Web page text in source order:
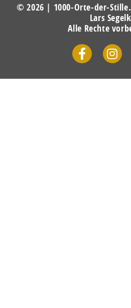
© 2026 | 1000-Orte-der-
Lars
Alle Rechte